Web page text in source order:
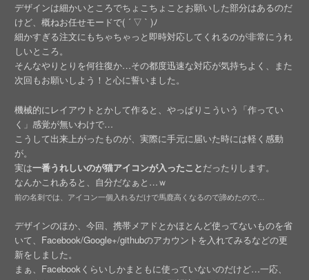
デザインは細かいところでちょこちょことお願いした部分はあるのだ
けど、概ねお任せモードで( ´ ▽ ` )ﾉ
細かすぎる注文にもちゃちゃっと即時対応してくれるのが非常にうれ
しいところ。
そんなやりとりを何往復か…その都度迅速な対応が気持ちよく、また
次回もお願いしよう！と心に誓いました。
機械的にレイアウトとかして作ると、やっぱりこういう「作ってい
く」感覚が無いわけで…
こうして出来上がったものが、実際に手元に届いた時には軽く感動
が。
実は一番うれしいのが猫アイコンが入ったことだったりします。
なんかこれあると、自分だなぁと…ｗ
前の名刺では、アイコン一個入れるだけで馬鹿高くなるので諦めたので…
デザインのほか、今回、携帯メアドとかほとんど使ってないものを省
いて、Facebook/Google+/githubのアカウントを入れてみるなどの更
新をしました。
まぁ、Facebookくらいしかまともに使っていないのだけど…一応、